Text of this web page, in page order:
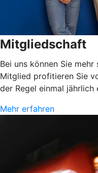
Mitgliedschaft
Bei uns können Sie
Mitglied profitieren Sie
der Regel einmal
Mehr erfahren